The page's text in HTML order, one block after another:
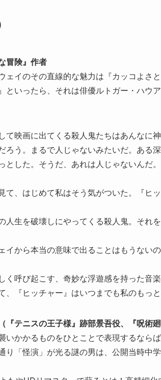
冒険』作者
イのその直線的な魅力は『カッコよさと
いったら、それは俳優ルトガー・ハウア
映画に出てくる殺人鬼たちはあんなに神
ろう。まるで人じゃないみたいだ。ある
とした。そうだ、あれは人じゃないんだ
て、はじめて私はそう気がついた。『ヒ
人生を破壊しにやってくる殺人鬼。それ
イから本当の意味で出ることはもうない
く呼び起こす、奇妙な浮遊感を持った音
『ヒッチャー』はいつまでも私のもっ
テニスの王子様』跡部景吾役、『呪術廻
かかるものをひとことで表現するならば
り「怪演」が光る謎の男は、公開当時中